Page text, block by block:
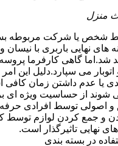
منزل
شخص یا شرکت مربوطه
های نهایی باربری با نیسان
شد.اما گاهی کارفرما پروسه
می سپارد.دلیل این
یا عدم داشتن زمان کافی
شوند از حساسیت ویژه ای
و اصولی توسط افرادی
و جمع کردن لوازم
نهایی تاثیرگذار است.
در بسته بندی